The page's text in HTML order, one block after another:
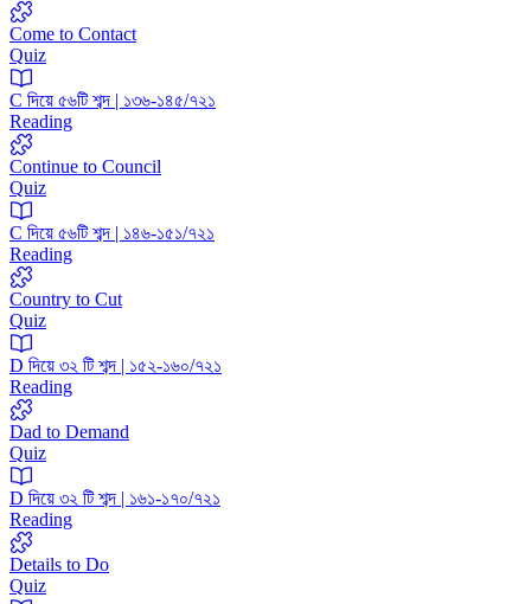
Come to Contact
Quiz
C দিয়ে ৫৬টি শব্দ | ১৩৬-১৪৫/৭২১
Reading
Continue to Council
Quiz
C দিয়ে ৫৬টি শব্দ | ১৪৬-১৫১/৭২১
Reading
Country to Cut
Quiz
D দিয়ে ৩২ টি শব্দ | ১৫২-১৬০/৭২১
Reading
Dad to Demand
Quiz
D দিয়ে ৩২ টি শব্দ | ১৬১-১৭০/৭২১
Reading
Details to Do
Quiz